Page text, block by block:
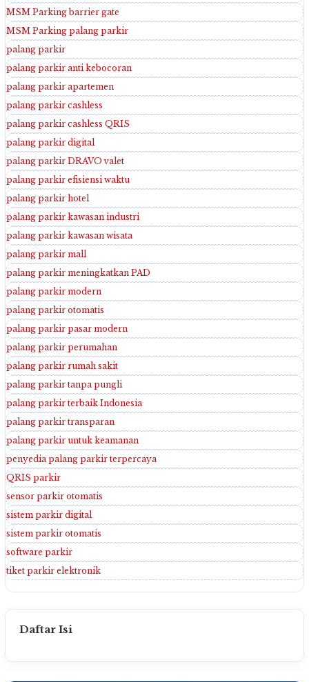
MSM Parking barrier gate
MSM Parking palang parkir
palang parkir
palang parkir anti kebocoran
palang parkir apartemen
palang parkir cashless
palang parkir cashless QRIS
palang parkir digital
palang parkir DRAVO valet
palang parkir efisiensi waktu
palang parkir hotel
palang parkir kawasan industri
palang parkir kawasan wisata
palang parkir mall
palang parkir meningkatkan PAD
palang parkir modern
palang parkir otomatis
palang parkir pasar modern
palang parkir perumahan
palang parkir rumah sakit
palang parkir tanpa pungli
palang parkir terbaik Indonesia
palang parkir transparan
palang parkir untuk keamanan
penyedia palang parkir terpercaya
QRIS parkir
sensor parkir otomatis
sistem parkir digital
sistem parkir otomatis
software parkir
tiket parkir elektronik
Daftar Isi